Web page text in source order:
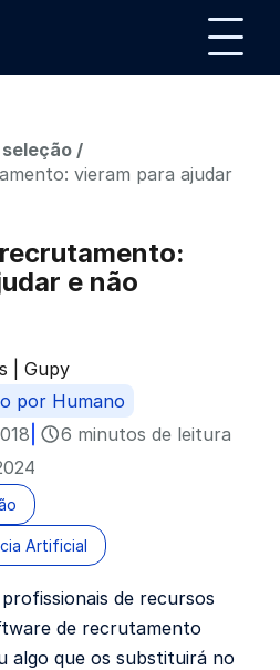
/
vieram para ajudar
e não
| Gupy
por Humano
6 minutos de leitura
Artificial
de recursos
de recrutamento
algo que os substituirá no